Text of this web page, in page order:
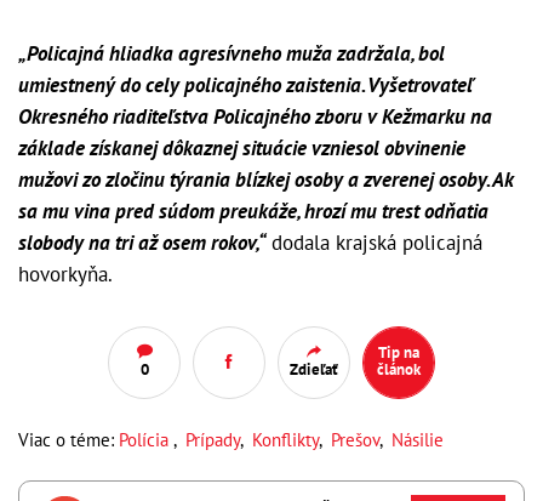
„Policajná hliadka agresívneho muža zadržala, bol
umiestnený do cely policajného zaistenia. Vyšetrovateľ
Okresného riaditeľstva Policajného zboru v Kežmarku na
základe získanej dôkaznej situácie vzniesol obvinenie
mužovi zo zločinu týrania blízkej osoby a zverenej osoby. Ak
sa mu vina pred súdom preukáže, hrozí mu trest odňatia
slobody na tri až osem rokov,“dodala krajská policajná
hovorkyňa.
0 Zdieľať
Tip na
článok
Viac o téme: Polícia , Prípady, Konflikty, Prešov, Násilie